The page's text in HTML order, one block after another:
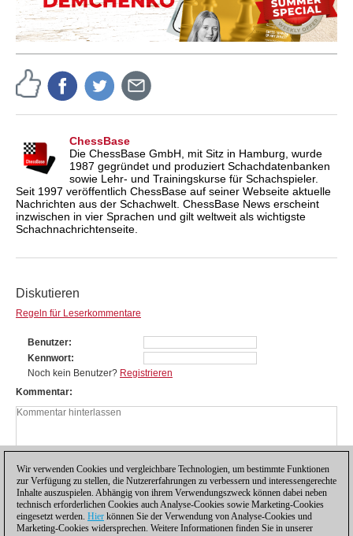
ChessBase
Die ChessBase GmbH, mit Sitz in Hamburg, wurde
1987 gegründet und produziert Schachdatenbanken
sowie Lehr- und Trainingskurse für Schachspieler.
Seit 1997 veröffentlich ChessBase auf seiner Webseite aktuelle
Nachrichten aus der Schachwelt. ChessBase News erscheint
inzwischen in vier Sprachen und gilt weltweit als wichtigste
Schachnachrichtenseite.
Diskutieren
Regeln für Leserkommentare
Benutzer
Kennwort
Noch kein Benutzer? Registrieren
Kommentar
Wir verwenden Cookies und vergleichbare Technologien, um bestimmte Funktionen
zur Verfügung zu stellen, die Nutzererfahrungen zu verbessern und interessengerechte
Inhalte auszuspielen. Abhängig von ihrem Verwendungszweck können dabei neben
technisch erforderlichen Cookies auch Analyse-Cookies sowie Marketing-Cookies
eingesetzt werden. Hier können Sie der Verwendung von Analyse-Cookies und
Marketing-Cookies widersprechen. Weitere Informationen finden Sie in unserer